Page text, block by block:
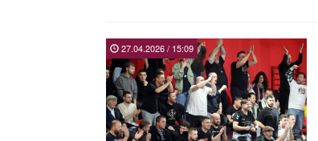
27.04.2026 / 15:09